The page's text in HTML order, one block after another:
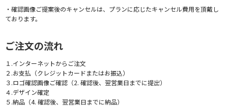
・確認画像ご提案後のキャンセルは、プランに応じたキャンセル費用を頂戴し
ております。
ご注文の流れ
１.インターネットからご注文
２.お支払（クレジットカードまたはお振込）
３.ロゴ確認画像ご確認（2. 確認後、翌営業日までに提出）
４.デザイン確定
５.納品（4. 確認後、翌営業日までに納品）